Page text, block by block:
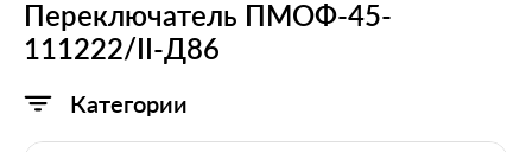
Переключатель ПМОФ-45-
111222/II-Д86
Категории